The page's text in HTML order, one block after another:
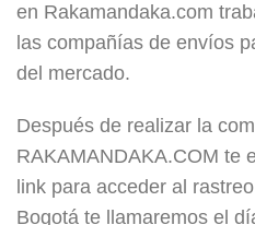
en Rakamandaka.com
las compañías de envíos
del mercado.
Después de realizar la
RAKAMANDAKA.COM te
link para acceder al
Bogotá te llamaremos el